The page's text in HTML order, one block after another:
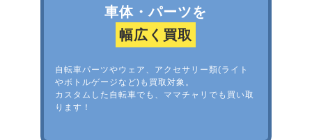
車体・パーツを
幅広く買取
自転車パーツやウェア、アクセサリー類(ライト
やボトルゲージなど)も買取対象。
カスタムした自転車でも、ママチャリでも買い取
ります！